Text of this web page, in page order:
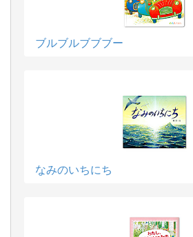
ブルブルブブブー
なみのいちにち